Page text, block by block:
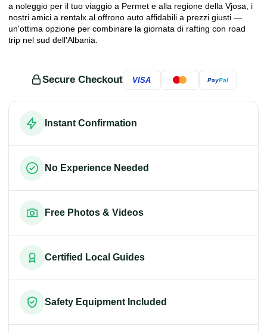
a noleggio per il tuo viaggio a Permet e alla regione della Vjosa, i
nostri amici a rentalx.al offrono auto affidabili a prezzi giusti —
un'ottima opzione per combinare la giornata di rafting con road
trip nel sud dell'Albania.
Secure Checkout VISA PayPal
Instant Confirmation
No Experience Needed
Free Photos & Videos
Certified Local Guides
Safety Equipment Included